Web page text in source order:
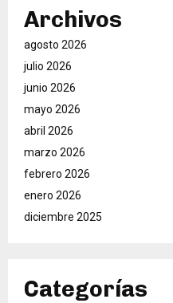
Archivos
agosto 2026
julio 2026
junio 2026
mayo 2026
abril 2026
marzo 2026
febrero 2026
enero 2026
diciembre 2025
Categorías